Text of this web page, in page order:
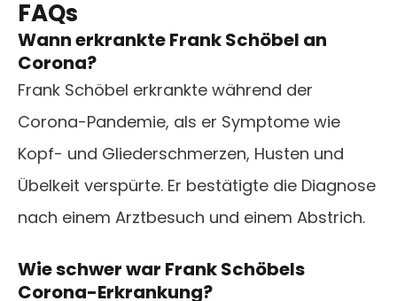
FAQs
Wann erkrankte Frank Schöbel an
Corona?
Frank Schöbel erkrankte während der
Corona-Pandemie, als er Symptome wie
Kopf- und Gliederschmerzen, Husten und
Übelkeit verspürte. Er bestätigte die Diagnose
nach einem Arztbesuch und einem Abstrich.
Wie schwer war Frank Schöbels
Corona-Erkrankung?